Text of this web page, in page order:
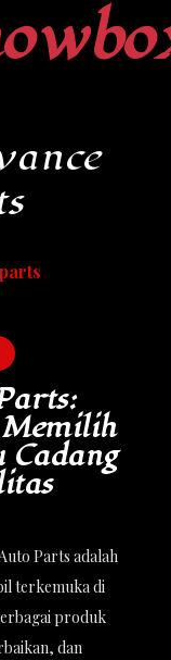
Cadang
Parts adalah
terkemuka di
produk
dan